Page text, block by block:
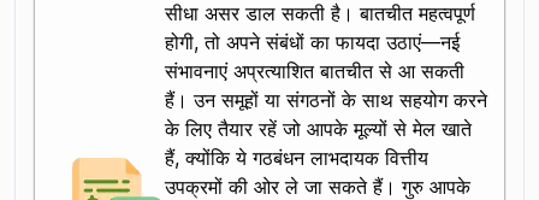
सीधा असर डाल सकती है। बातचीत महत्वपूर्ण
होगी, तो अपने संबंधों का फायदा उठाएं—नई
संभावनाएं अप्रत्याशित बातचीत से आ सकती
हैं। उन समूहों या संगठनों के साथ सहयोग करने
के लिए तैयार रहें जो आपके मूल्यों से मेल खाते
हैं, क्योंकि ये गठबंधन लाभदायक वित्तीय
उपक्रमों की ओर ले जा सकते हैं। गुरु आपके